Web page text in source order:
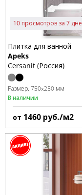
10 просмотров за 7
Плитка для ванной
Apeks
Cersanit (Россия)
Размер: 750x250 мм
В наличии
от 1460 руб./м2